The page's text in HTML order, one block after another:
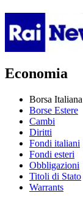
Economia
Borsa Italiana
Borse Estere
Cambi
Diritti
Fondi italiani
Fondi esteri
Obbligazioni
Titoli di Stato
Warrants